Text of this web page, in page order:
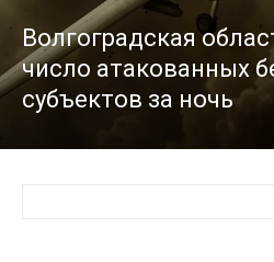
Волгоградская
число атакованных
субъектов за ночь